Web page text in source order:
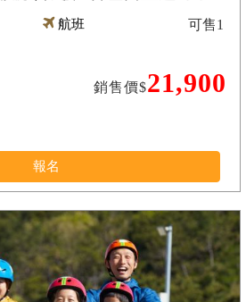
航班
銷售價$21,900
可售1
報名